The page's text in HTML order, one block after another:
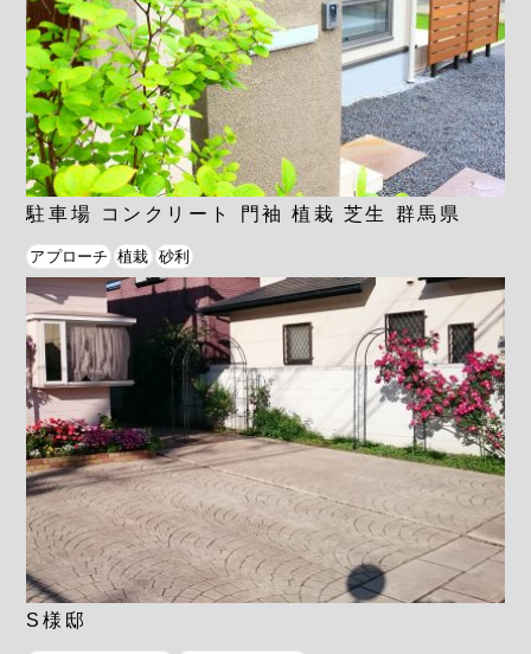
駐車場 コンクリート 門袖 植栽 芝生 群馬県
アプローチ 植栽 砂利
S様邸